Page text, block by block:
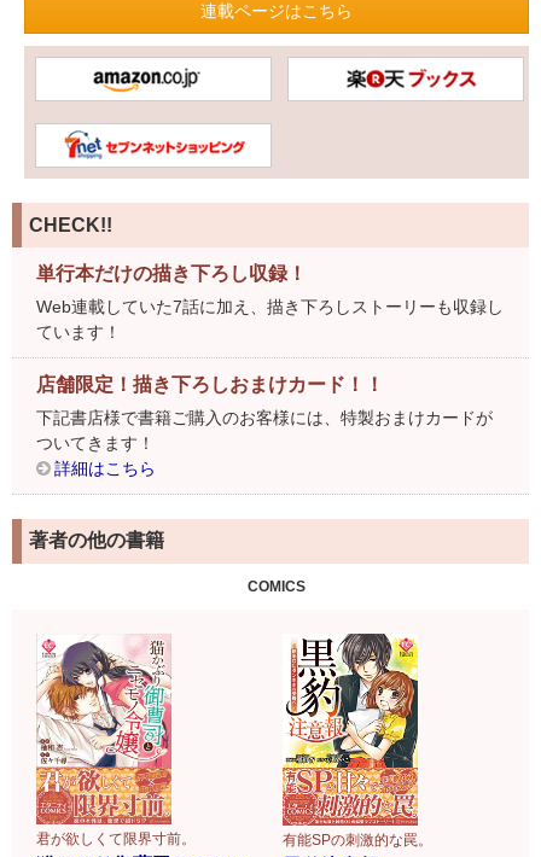
連載ページはこちら
CHECK!!
単行本だけの描き下ろし収録！
Web連載していた7話に加え、描き下ろしストーリーも収録し
ています！
店舗限定！描き下ろしおまけカード！！
下記書店様で書籍ご購入のお客様には、特製おまけカードが
ついてきます！
詳細はこちら
著者の他の書籍
COMICS
君が欲しくて限界寸前。 有能SPの刺激的な罠。